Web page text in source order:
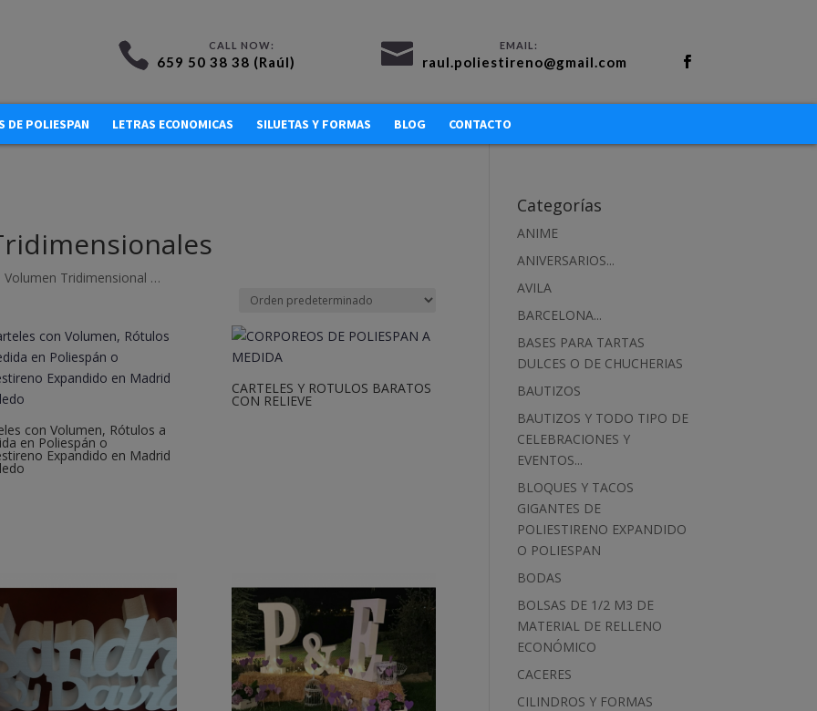
659 50 38 38 (Raúl) raul.poliestireno@gmail.com
DE POLIESPAN LETRAS ECONOMICAS SILUETAS Y FORMAS BLOG CONTACTO
Tridimensional …
con Volumen, Rótulos a
en Poliespán o
Expandido en Madrid
CARTELES Y ROTULOS BARATOS
CON RELIEVE
Categorías
ANIME
ANIVERSARIOS...
AVILA
BARCELONA...
BASES PARA TARTAS
DULCES O DE CHUCHERIAS
BAUTIZOS
BAUTIZOS Y TODO TIPO DE
CELEBRACIONES Y
EVENTOS...
BLOQUES Y TACOS
GIGANTES DE
POLIESTIRENO EXPANDIDO
O POLIESPAN
BODAS
BOLSAS DE 1/2 M3 DE
MATERIAL DE RELLENO
ECONÓMICO
CACERES
CILINDROS Y FORMAS